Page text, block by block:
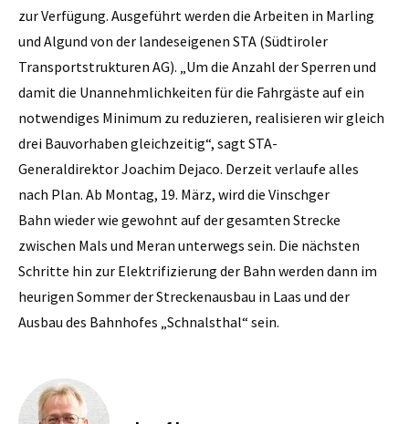
zur Verfügung. Ausgeführt werden die Arbeiten in Marling
und Algund von der landeseigenen STA (Südtiroler
Transportstrukturen AG). „Um die Anzahl der Sperren und
damit die Unannehmlichkeiten für die Fahrgäste auf ein
notwendiges Minimum zu reduzieren, realisieren wir gleich
drei Bauvorhaben gleichzeitig“, sagt STA-
Generaldirektor Joachim Dejaco. Derzeit verlaufe alles
nach Plan. Ab Montag, 19. März, wird die Vinschger
Bahn wieder wie gewohnt auf der gesamten Strecke
zwischen Mals und Meran unterwegs sein. Die nächsten
Schritte hin zur Elektrifizierung der Bahn werden dann im
heurigen Sommer der Streckenausbau in Laas und der
Ausbau des Bahnhofes „Schnalsthal“ sein.